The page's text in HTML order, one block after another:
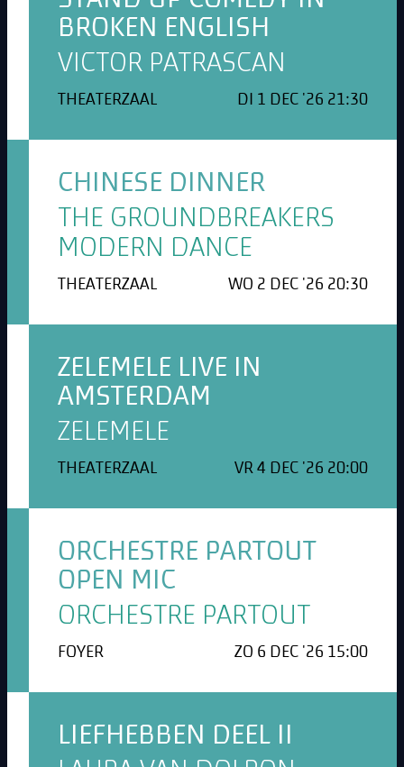
BROKEN ENGLISH
VICTOR PATRASCAN
THEATERZAAL DI 1 DEC '26 21:30
CHINESE DINNER
THE GROUNDBREAKERS
MODERN DANCE
THEATERZAAL WO 2 DEC '26 20:30
ZELEMELE LIVE IN
AMSTERDAM
ZELEMELE
THEATERZAAL VR 4 DEC '26 20:00
ORCHESTRE PARTOUT
OPEN MIC
ORCHESTRE PARTOUT
FOYER ZO 6 DEC '26 15:00
LIEFHEBBEN DEEL II